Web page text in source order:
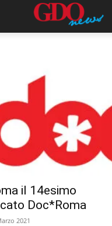
il 14esimo
Doc*Roma
2021